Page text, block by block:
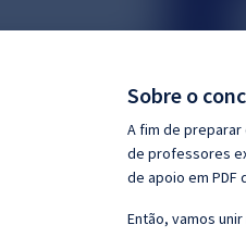
Questões grátis
Sobre o
A fim de preparar
de professores
de apoio em
Então, vamos